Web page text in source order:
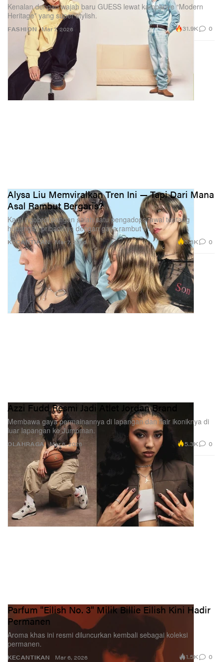
FASHION
Kenalan dengan wajah baru GUESS lewat kampanye “Modern
Heritage” yang super stylish.
Mar 7, 2026 31.9K 0
KECANTIKAN
Alysa Liu Memviralkan Tren Ini — Tapi Dari Mana
Asal Rambut Bergaris?
Kami ngobrol dengan salah satu pengadopsi awal tentang
hubungan pribadinya dengan gaya rambut ini.
Mar 7, 2026 3.3K 0
OLAHRAGA
Azzi Fudd Resmi Jadi Atlet Jordan Brand
Membawa gaya permainannya di lapangan dan flair ikoniknya di
luar lapangan ke Jumpman.
Mar 6, 2026 5.3K 0
KECANTIKAN
Parfum "Eilish No. 3" Milik Billie Eilish Kini Hadir
Permanen
Aroma khas ini resmi diluncurkan kembali sebagai koleksi
permanen.
Mar 6, 2026 1.5K 0